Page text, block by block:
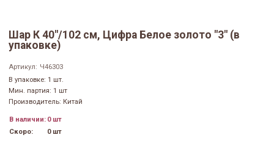
Шар К 40"/102 см, Цифра Белое золото "3" (в
упаковке)
Артикул: Ч46303
В упаковке: 1 шт.
Мин. партия: 1 шт
Производитель: Китай
В наличии: 0 шт
Скоро:
0 шт